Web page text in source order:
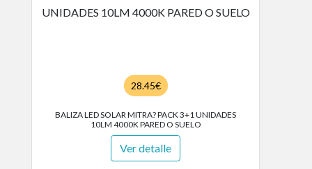
28.45€
BALIZA LED SOLAR MITRA? PACK 3+1 UNIDADES
10LM 4000K PARED O SUELO
Ver detalle